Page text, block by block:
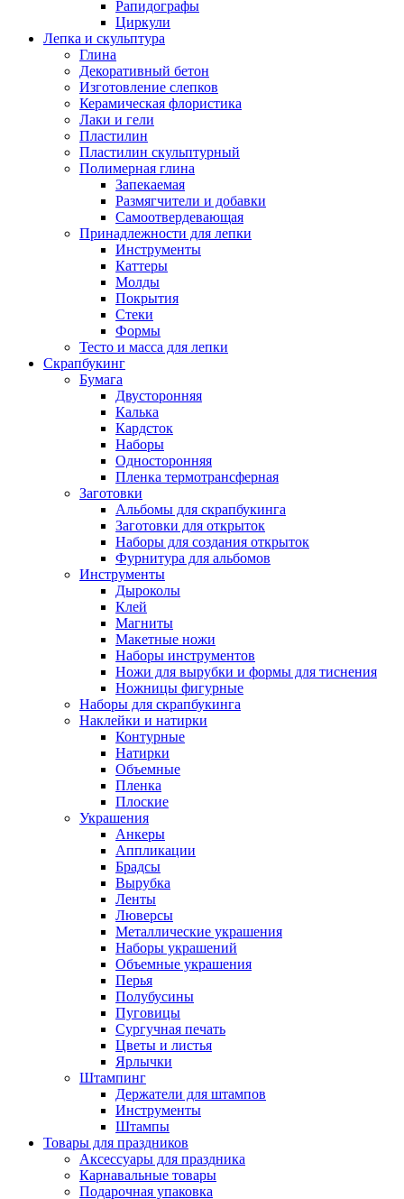
Рапидографы
Циркули
Лепка и скульптура
Глина
Декоративный бетон
Изготовление слепков
Керамическая флористика
Лаки и гели
Пластилин
Пластилин скульптурный
Полимерная глина
Запекаемая
Размягчители и добавки
Самоотвердевающая
Принадлежности для лепки
Инструменты
Каттеры
Молды
Покрытия
Стеки
Формы
Тесто и масса для лепки
Скрапбукинг
Бумага
Двусторонняя
Калька
Кардсток
Наборы
Односторонняя
Пленка термотрансферная
Заготовки
Альбомы для скрапбукинга
Заготовки для открыток
Наборы для создания открыток
Фурнитура для альбомов
Инструменты
Дыроколы
Клей
Магниты
Макетные ножи
Наборы инструментов
Ножи для вырубки и формы для тиснения
Ножницы фигурные
Наборы для скрапбукинга
Наклейки и натирки
Контурные
Натирки
Объемные
Пленка
Плоские
Украшения
Анкеры
Аппликации
Брадсы
Вырубка
Ленты
Люверсы
Металлические украшения
Наборы украшений
Объемные украшения
Перья
Полубусины
Пуговицы
Сургучная печать
Цветы и листья
Ярлычки
Штампинг
Держатели для штампов
Инструменты
Штампы
Товары для праздников
Аксессуары для праздника
Карнавальные товары
Подарочная упаковка